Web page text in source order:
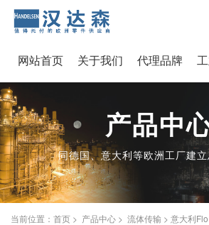
网站首页 关于我们 代理品牌
产品中
同德国、意大利等欧洲工厂建
当前位置： 首页 > 产品中心 > 流体传输 > 意大利